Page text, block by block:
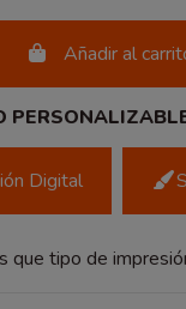
Añadir al
Digital
que tipo de